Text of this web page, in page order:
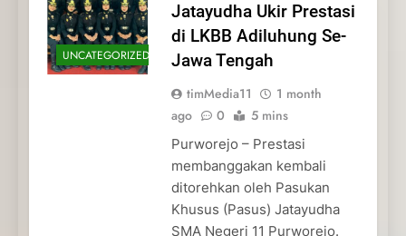
UNCATEGORIZED
Jatayudha Ukir Prestasi
di LKBB Adiluhung Se-
Jawa Tengah
timMedia11
1 month
ago
0 5 mins
Purworejo – Prestasi
membanggakan kembali
ditorehkan oleh Pasukan
Khusus (Pasus) Jatayudha
SMA Negeri 11 Purworejo.